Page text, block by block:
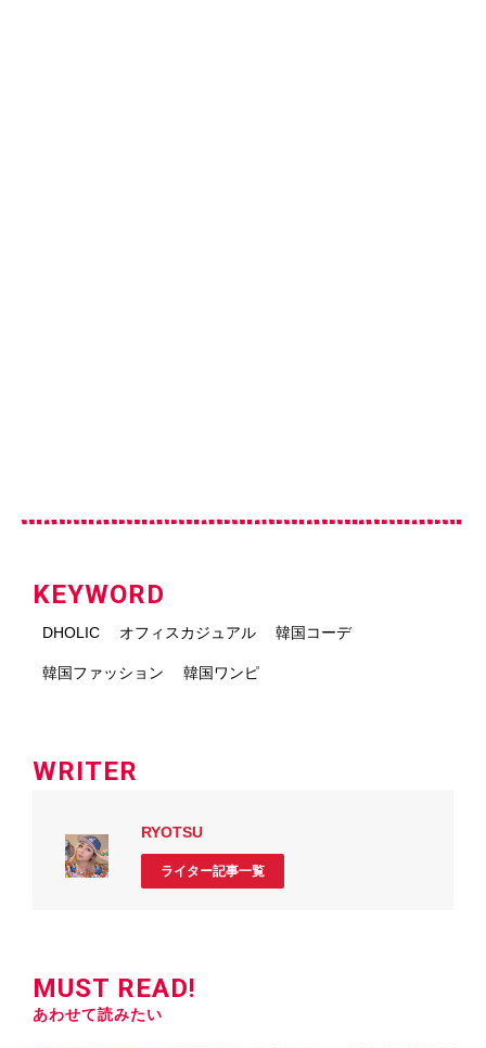
KEYWORD
DHOLIC オフィスカジュアル 韓国コーデ
韓国ファッション 韓国ワンピ
WRITER
RYOTSU
ライター記事一覧
MUST READ!
あわせて読みたい